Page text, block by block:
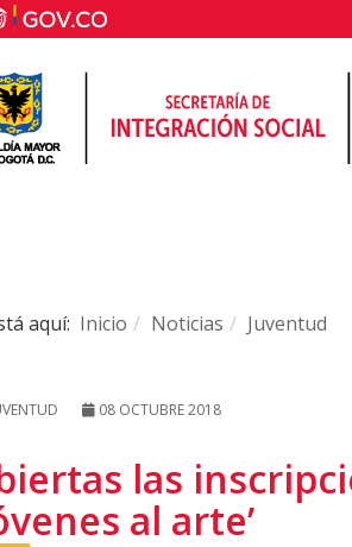
aquí: Inicio Noticias Juventud
08 OCTUBRE 2018
las
al arte’